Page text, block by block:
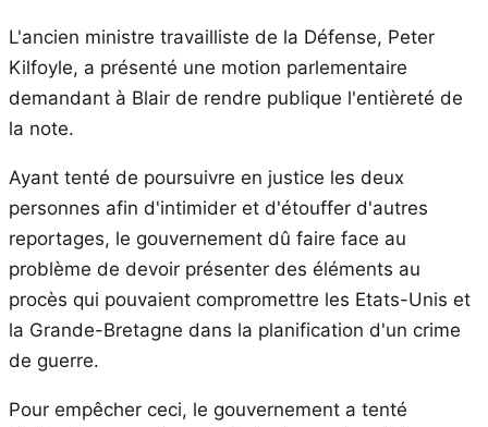
L'ancien ministre travailliste de la Défense, Peter
Kilfoyle, a présenté une motion parlementaire
demandant à Blair de rendre publique l'entièreté de
la note.
Ayant tenté de poursuivre en justice les deux
personnes afin d'intimider et d'étouffer d'autres
reportages, le gouvernement dû faire face au
problème de devoir présenter des éléments au
procès qui pouvaient compromettre les Etats-Unis et
la Grande-Bretagne dans la planification d'un crime
de guerre.
Pour empêcher ceci, le gouvernement a tenté